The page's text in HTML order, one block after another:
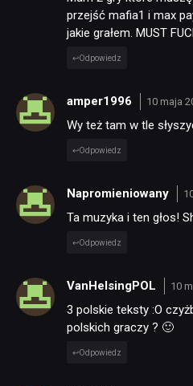
RETRO
SKLEP
przejść mafia1 i max
jakie grałem. MUST
Odpowiedz
amper1996 10 maja
Wy też tam w tle
Odpowiedz
Napromieniowany
Ta muzyka i ten głos!
Odpowiedz
VanHelsingPOL 10
3 polskie teksty :O
polskich graczy ? 🙂
Odpowiedz